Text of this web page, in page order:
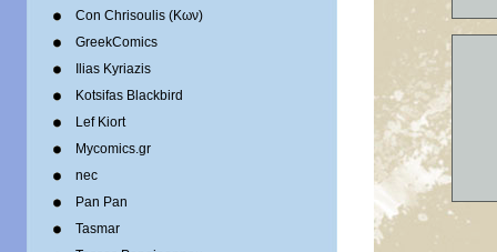
Con Chrisoulis (Κων)
GreekComics
Ilias Kyriazis
Kotsifas Blackbird
Lef Kiort
Mycomics.gr
nec
Pan Pan
Tasmar